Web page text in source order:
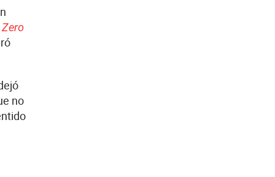
no